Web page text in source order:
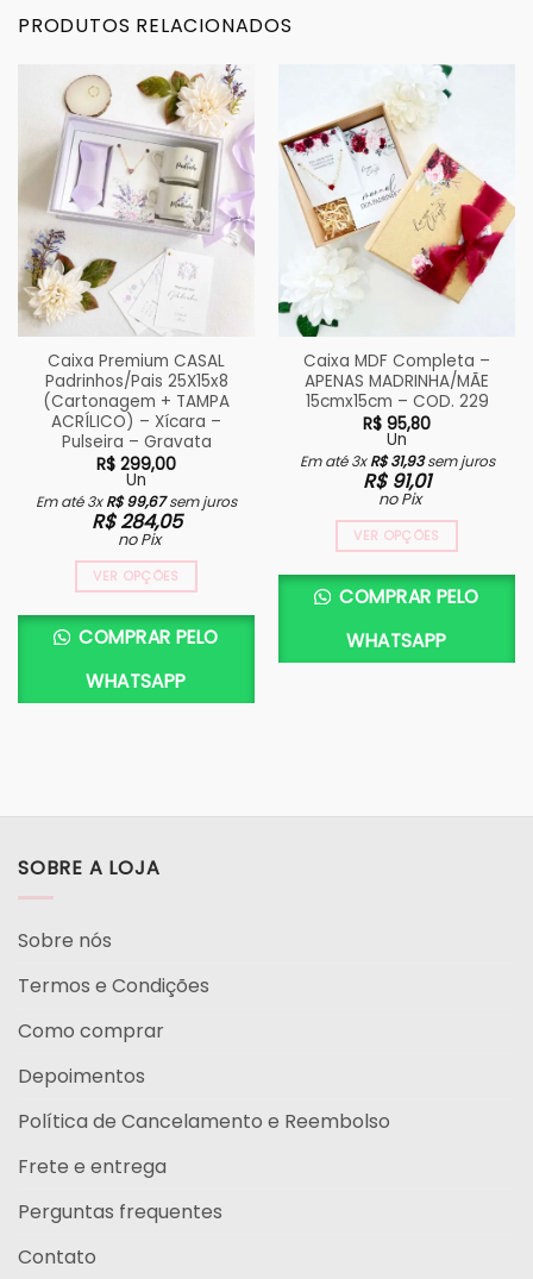
PRODUTOS RELACIONADOS
Caixa Premium CASAL
Padrinhos/Pais 25X15x8
(Cartonagem + TAMPA
ACRÍLICO) – Xícara –
Pulseira – Gravata
R$ 299,00
Un
Em até 3xR$99,67sem juros
R$284,05
no Pix
VER OPÇÕES
COMPRAR PELO
WHATSAPP
Caixa MDF Completa –
APENAS MADRINHA/MÃE
15cmx15cm – COD. 229
R$ 95,80
Un
Em até 3xR$31,93sem juros
R$91,01
no Pix
VER OPÇÕES
COMPRAR PELO
WHATSAPP
SOBRE A LOJA
Sobre nós
Termos e Condições
Como comprar
Depoimentos
Política de Cancelamento e Reembolso
Frete e entrega
Perguntas frequentes
Contato